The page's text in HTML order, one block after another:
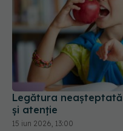
Legătura
și atenție
15 iun 2026, 13:00